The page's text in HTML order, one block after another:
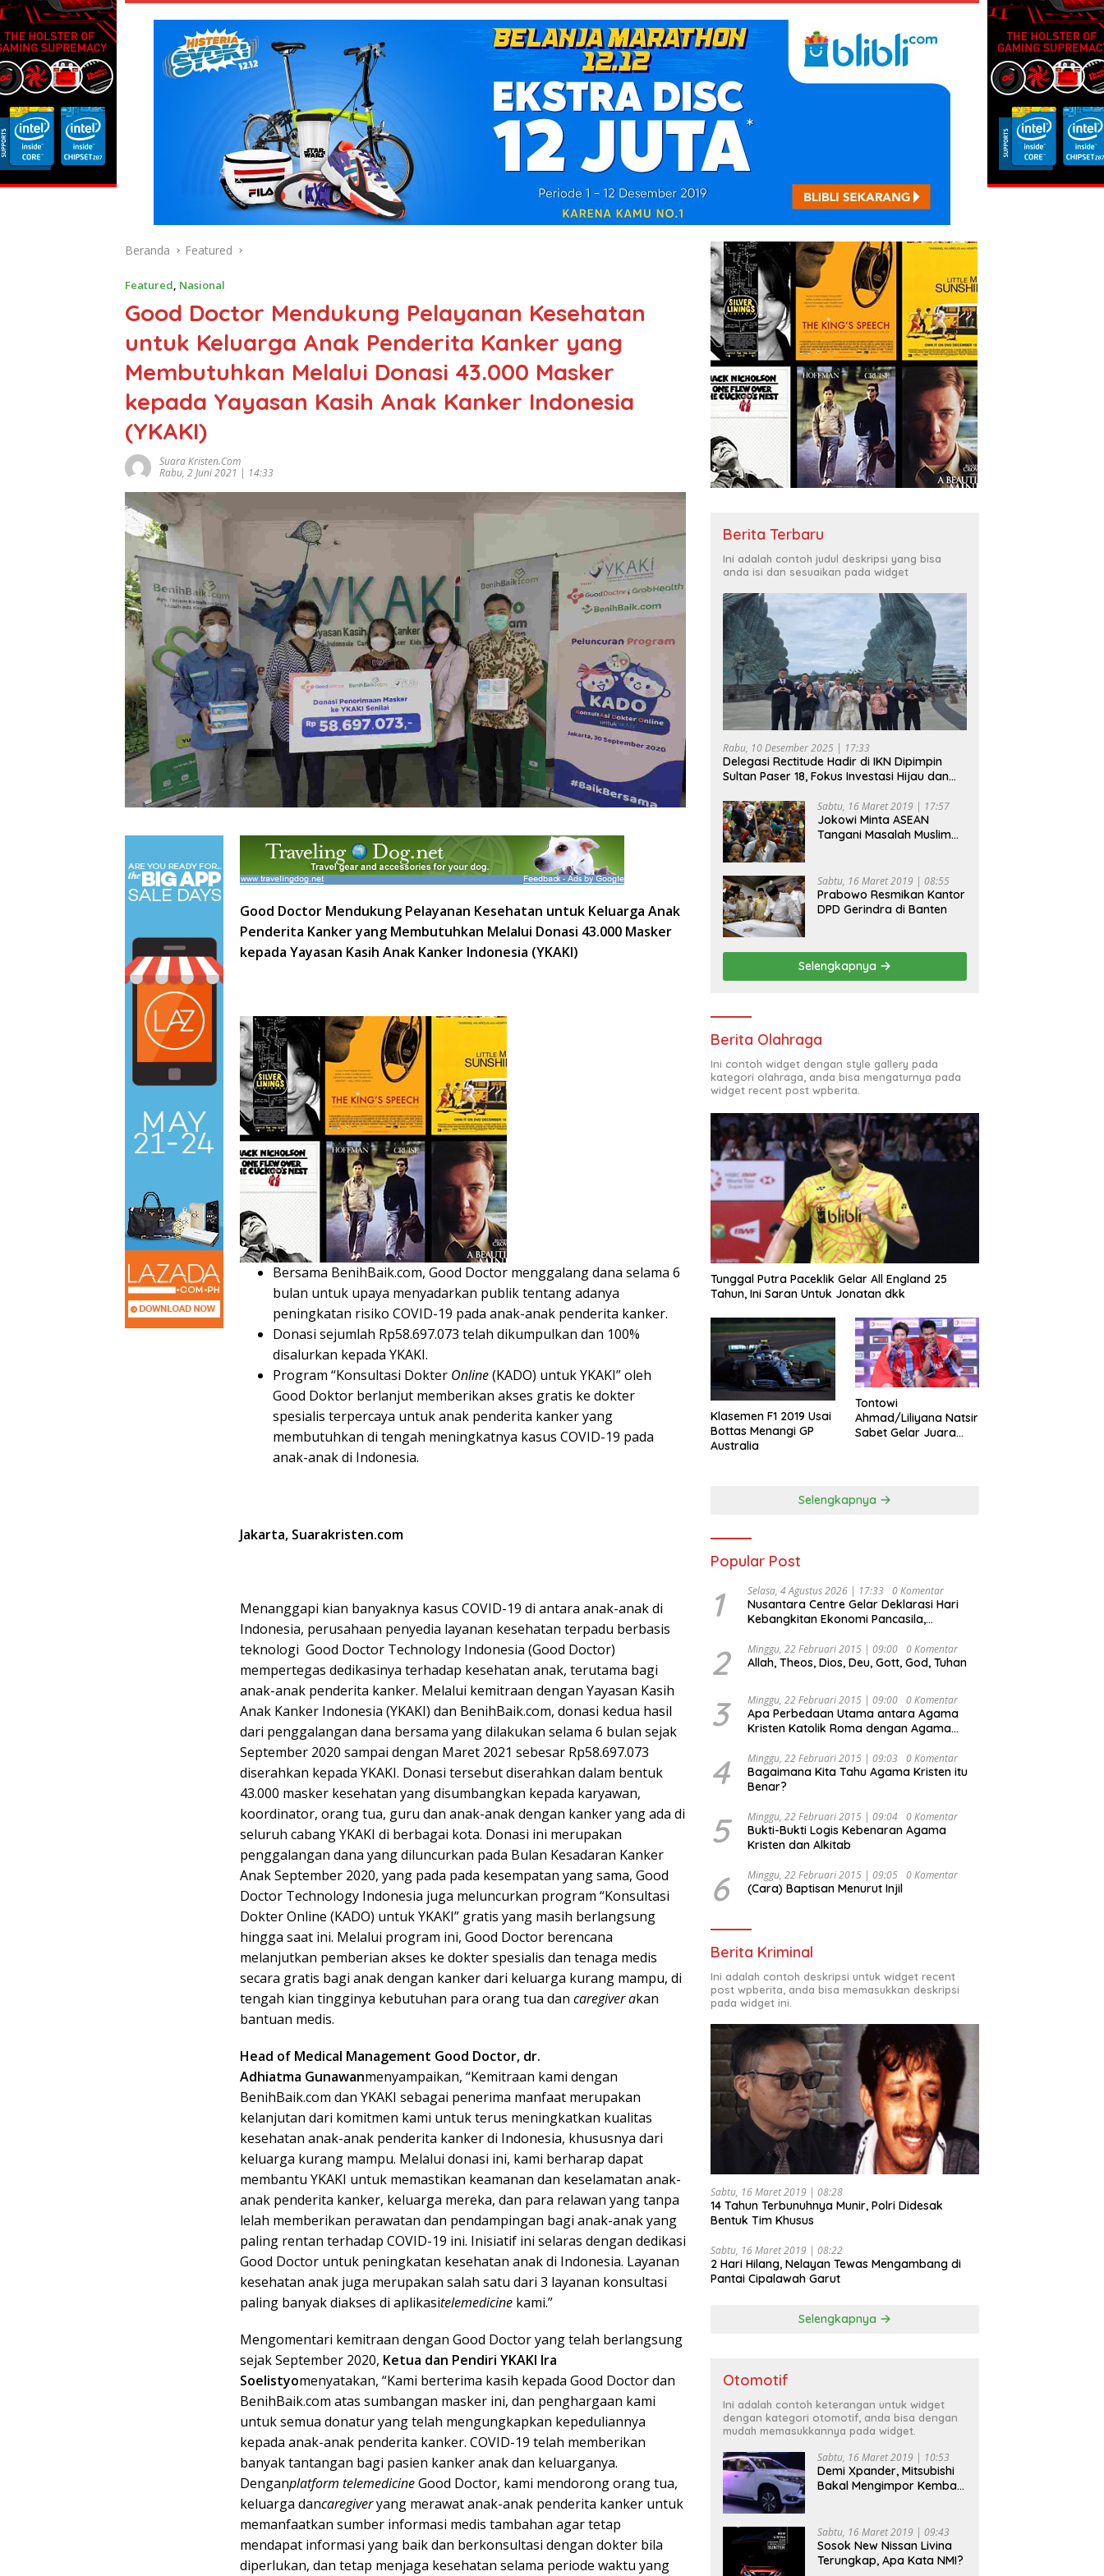
Beranda Featured
Featured, Nasional
Good Doctor Mendukung Pelayanan Kesehatan
untuk Keluarga Anak Penderita Kanker yang
Membutuhkan Melalui Donasi 43.000 Masker
kepada Yayasan Kasih Anak Kanker Indonesia
(YKAKI)
Suara Kristen.com
Rabu, 2 Juni 2021 | 14:33
Good Doctor Mendukung Pelayanan Kesehatan untuk Keluarga Anak
Penderita Kanker yang Membutuhkan Melalui Donasi 43.000 Masker
kepada Yayasan Kasih Anak Kanker Indonesia (YKAKI)
Bersama BenihBaik.com, Good Doctor menggalang dana selama 6
bulan untuk upaya menyadarkan publik tentang adanya
peningkatan risiko COVID-19 pada anak-anak penderita kanker.
Donasi sejumlah Rp58.697.073 telah dikumpulkan dan 100%
disalurkan kepada YKAKI.
Program “Konsultasi Dokter Online(KADO) untuk YKAKI” oleh
Good Doktor berlanjut memberikan akses gratis ke dokter
spesialis terpercaya untuk anak penderita kanker yang
membutuhkan di tengah meningkatnya kasus COVID-19 pada
anak-anak di Indonesia.
Jakarta, Suarakristen.com
Menanggapi kian banyaknya kasus COVID-19 di antara anak-anak di
Indonesia, perusahaan penyedia layanan kesehatan terpadu berbasis
teknologi Good Doctor Technology Indonesia (Good Doctor)
mempertegas dedikasinya terhadap kesehatan anak, terutama bagi
anak-anak penderita kanker. Melalui kemitraan dengan Yayasan Kasih
Anak Kanker Indonesia (YKAKI) dan BenihBaik.com, donasi kedua hasil
dari penggalangan dana bersama yang dilakukan selama 6 bulan sejak
September 2020 sampai dengan Maret 2021 sebesar Rp58.697.073
diserahkan kepada YKAKI. Donasi tersebut diserahkan dalam bentuk
43.000 masker kesehatan yang disumbangkan kepada karyawan,
koordinator, orang tua, guru dan anak-anak dengan kanker yang ada di
seluruh cabang YKAKI di berbagai kota. Donasi ini merupakan
penggalangan dana yang diluncurkan pada Bulan Kesadaran Kanker
Anak September 2020, yang pada pada kesempatan yang sama, Good
Doctor Technology Indonesia juga meluncurkan program “Konsultasi
Dokter Online (KADO) untuk YKAKI” gratis yang masih berlangsung
hingga saat ini. Melalui program ini, Good Doctor berencana
melanjutkan pemberian akses ke dokter spesialis dan tenaga medis
secara gratis bagi anak dengan kanker dari keluarga kurang mampu, di
tengah kian tingginya kebutuhan para orang tua dan caregiver akan
bantuan medis.
Head of Medical Management Good Doctor, dr.
Adhiatma Gunawanmenyampaikan, “Kemitraan kami dengan
BenihBaik.com dan YKAKI sebagai penerima manfaat merupakan
kelanjutan dari komitmen kami untuk terus meningkatkan kualitas
kesehatan anak-anak penderita kanker di Indonesia, khususnya dari
keluarga kurang mampu. Melalui donasi ini, kami berharap dapat
membantu YKAKI untuk memastikan keamanan dan keselamatan anak-
anak penderita kanker, keluarga mereka, dan para relawan yang tanpa
lelah memberikan perawatan dan pendampingan bagi anak-anak yang
paling rentan terhadap COVID-19 ini. Inisiatif ini selaras dengan dedikasi
Good Doctor untuk peningkatan kesehatan anak di Indonesia. Layanan
kesehatan anak juga merupakan salah satu dari 3 layanan konsultasi
paling banyak diakses di aplikasitelemedicine kami.”
Mengomentari kemitraan dengan Good Doctor yang telah berlangsung
sejak September 2020, Ketua dan Pendiri YKAKI Ira
Soelistyomenyatakan, “Kami berterima kasih kepada Good Doctor dan
BenihBaik.com atas sumbangan masker ini, dan penghargaan kami
untuk semua donatur yang telah mengungkapkan kepeduliannya
kepada anak-anak penderita kanker. COVID-19 telah memberikan
banyak tantangan bagi pasien kanker anak dan keluarganya.
Denganplatform telemedicineGood Doctor, kami mendorong orang tua,
keluarga dancaregiveryang merawat anak-anak penderita kanker untuk
memanfaatkan sumber informasi medis tambahan agar tetap
mendapat informasi yang baik dan berkonsultasi dengan dokter bila
diperlukan, dan tetap menjaga kesehatan selama periode waktu yang
Berita Terbaru
Ini adalah contoh judul deskripsi yang bisa
anda isi dan sesuaikan pada widget
Rabu, 10 Desember 2025 | 17:33
Delegasi Rectitude Hadir di IKN Dipimpin
Sultan Paser 18, Fokus Investasi Hijau dan
Sabtu, 16 Maret 2019 | 17:57
Jokowi Minta ASEAN
Tangani Masalah Muslim
Sabtu, 16 Maret 2019 | 08:55
Prabowo Resmikan Kantor
DPD Gerindra di Banten
Selengkapnya
Berita Olahraga
Ini contoh widget dengan style gallery pada
kategori olahraga, anda bisa mengaturnya pada
widget recent post wpberita.
Tunggal Putra Paceklik Gelar All England 25
Tahun, Ini Saran Untuk Jonatan dkk
Klasemen F1 2019 Usai
Bottas Menangi GP
Australia
Tontowi
Ahmad/Liliyana Natsir
Sabet Gelar Juara
Selengkapnya
Popular Post
1 Selasa, 4 Agustus 2026 | 17:33 0 Komentar
Nusantara Centre Gelar Deklarasi Hari
Kebangkitan Ekonomi Pancasila,
Djojohadikusumo Anti Penjajahan
(Pergolakan Ekonomi Politik Indonesia) &
Undang Perekonomian Nasional dan
Kesejahteraan Sosial dalam Menata
Bangsa Menuju Indonesia Emas 2045”,
2 Minggu, 22 Februari 2015 | 09:00 0 Komentar
Allah, Theos, Dios, Deu, Gott, God, Tuhan
3 Minggu, 22 Februari 2015 | 09:00 0 Komentar
Apa Perbedaan Utama antara Agama
Kristen Katolik Roma dengan Agama
4 Minggu, 22 Februari 2015 | 09:03 0 Komentar
Bagaimana Kita Tahu Agama Kristen itu
Benar?
5 Minggu, 22 Februari 2015 | 09:04 0 Komentar
Bukti-Bukti Logis Kebenaran Agama
Kristen dan Alkitab
6 Minggu, 22 Februari 2015 | 09:05 0 Komentar
(Cara) Baptisan Menurut Injil
Berita Kriminal
Ini adalah contoh deskripsi untuk widget recent
post wpberita, anda bisa memasukkan deskripsi
pada widget ini.
Sabtu, 16 Maret 2019 | 08:28
14 Tahun Terbunuhnya Munir, Polri Didesak
Bentuk Tim Khusus
Sabtu, 16 Maret 2019 | 08:22
2 Hari Hilang, Nelayan Tewas Mengambang di
Pantai Cipalawah Garut
Selengkapnya
Otomotif
Ini adalah contoh keterangan untuk widget
dengan kategori otomotif, anda bisa dengan
mudah memasukkannya pada widget.
Sabtu, 16 Maret 2019 | 10:53
Demi Xpander, Mitsubishi
Bakal Mengimpor Kembali
Sabtu, 16 Maret 2019 | 09:43
Sosok New Nissan Livina
Terungkap, Apa Kata NMI?